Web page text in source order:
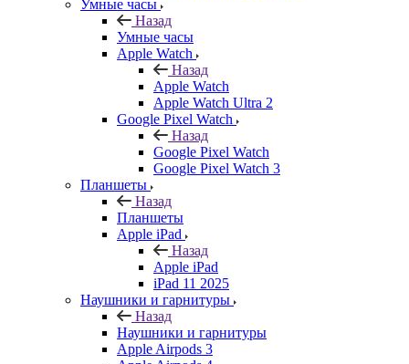
Умные часы
Назад
Умные часы
Apple Watch
Назад
Apple Watch
Apple Watch Ultra 2
Google Pixel Watch
Назад
Google Pixel Watch
Google Pixel Watch 3
Планшеты
Назад
Планшеты
Apple iPad
Назад
Apple iPad
iPad 11 2025
Наушники и гарнитуры
Назад
Наушники и гарнитуры
Apple Airpods 3